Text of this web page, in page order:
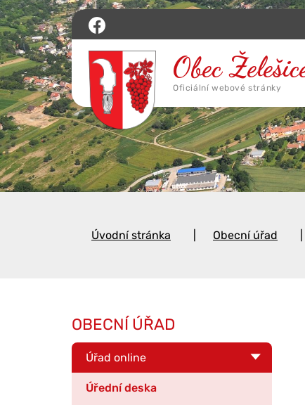
Úvodní stránka Obecní úřad
OBECNÍ ÚŘAD
Úřad online
Úřední deska